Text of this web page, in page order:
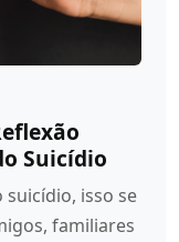
Suicídio
isso se
familiares